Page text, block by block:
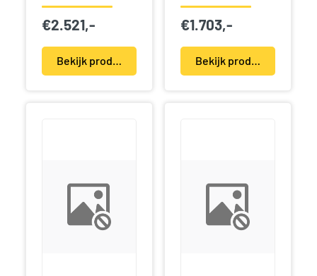
€2.521,-
Bekijk product(en)
€1.703,-
Bekijk product(en)